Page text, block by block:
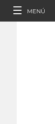
MENÚ